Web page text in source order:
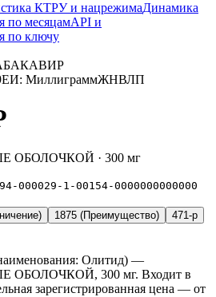
КТРУ и нацрежимаДинамика
по месяцамAPI и
по ключу
ЕИ: МиллиграммЖНВЛП
ОБОЛОЧКОЙ · 300 мг
000029-1-00154-0000000000000
1875 (Преимущество)
471-р
Олитид) —
300 мг. Входит в
зарегистрированная цена — от